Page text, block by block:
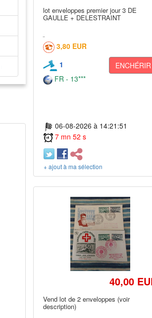
lot enveloppes premier jour 3 DE
GAULLE + DELESTRAINT
3,80 EUR
1
ENCHÉRIR
FR - 13***
06-08-2026 à 14:21:51
7 mn 52 s
+ ajout à ma sélection
40,00
Vend lot de 2 enveloppes (voir
description)